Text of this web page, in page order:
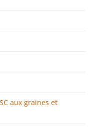
aux graines et